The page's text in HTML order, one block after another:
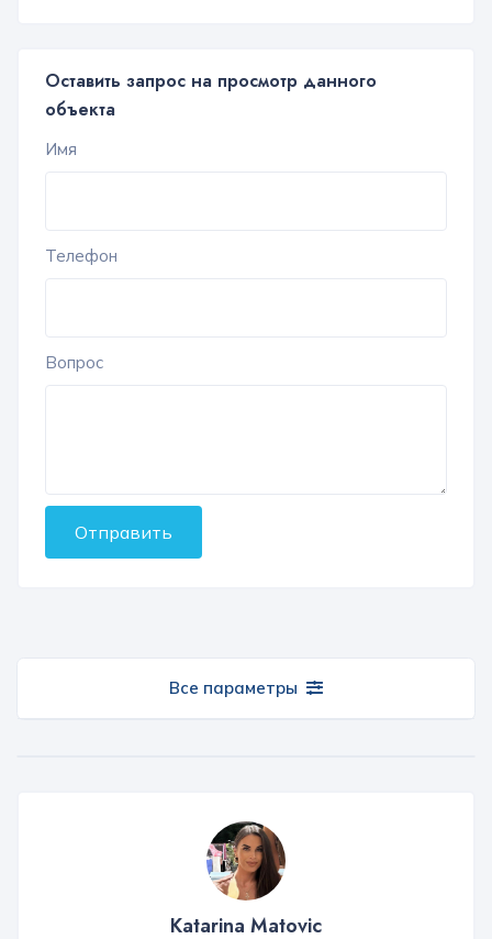
Оставить запрос на просмотр данного
объекта
Имя
Телефон
Вопрос
Отправить
Все параметры
Katarina Matovic